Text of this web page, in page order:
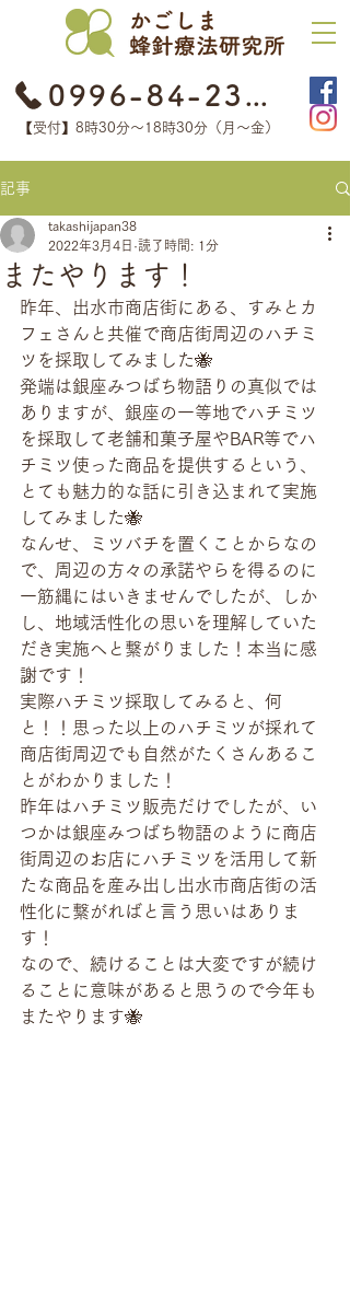
0996-84-2368
【受付】8時30分​〜18時30分（月〜金）
記事
またやります！
takashijapan38
2022年3月4日 読了時間: 1分
昨年、出水市商店街にある、すみとカ
フェさんと共催で商店街周辺のハチミ
ツを採取してみました🐝
発端は銀座みつばち物語りの真似では
ありますが、銀座の一等地でハチミツ
を採取して老舗和菓子屋やBAR等でハ
チミツ使った商品を提供するという、
とても魅力的な話に引き込まれて実施
してみました🐝
なんせ、ミツバチを置くことからなの
で、周辺の方々の承諾やらを得るのに
一筋縄にはいきませんでしたが、しか
し、地域活性化の思いを理解していた
だき実施へと繋がりました！本当に感
謝です！
実際ハチミツ採取してみると、何
と！！思った以上のハチミツが採れて
商店街周辺でも自然がたくさんあるこ
とがわかりました！
昨年はハチミツ販売だけでしたが、い
つかは銀座みつばち物語のように商店
街周辺のお店にハチミツを活用して新
たな商品を産み出し出水市商店街の活
性化に繋がればと言う思いはありま
す！
なので、続けることは大変ですが続け
ることに意味があると思うので今年も
またやります🐝